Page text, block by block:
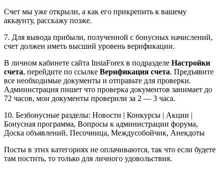
Счет мы уже открыли, а как его прикрепить к вашему
аккаунту, расскажу позже.
7. Для вывода прибыли, полученной с бонусных начислений,
счет должен иметь высший уровень верификации.
В личном кабинете сайта InstaForex в подразделе Настройки
счета, перейдите по ссылке Верификация счета. Предъявите
все необходимые документы и отправьте для проверки.
Администрация пишет что проверка документов занимает до
72 часов, мои документы проверили за 2 — 3 часа.
10. Безбонусные разделы: Новости | Конкурсы | Акции |
Бонусная программа, Вопросы к администрации форума,
Доска объявлений, Песочница, Междусобойчик, Анекдоты
Посты в этих категориях не оплачиваются, так что если будете
там постить, то только для личного удовольствия.